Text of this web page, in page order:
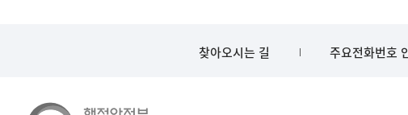
찾아오시는 길 주요전화번호